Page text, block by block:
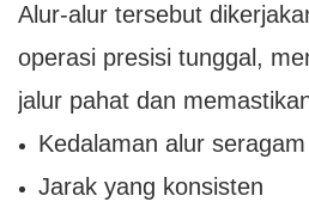
Alur-alur tersebut
operasi presisi tunggal,
jalur pahat dan
Kedalaman alur seragam
Jarak yang konsisten